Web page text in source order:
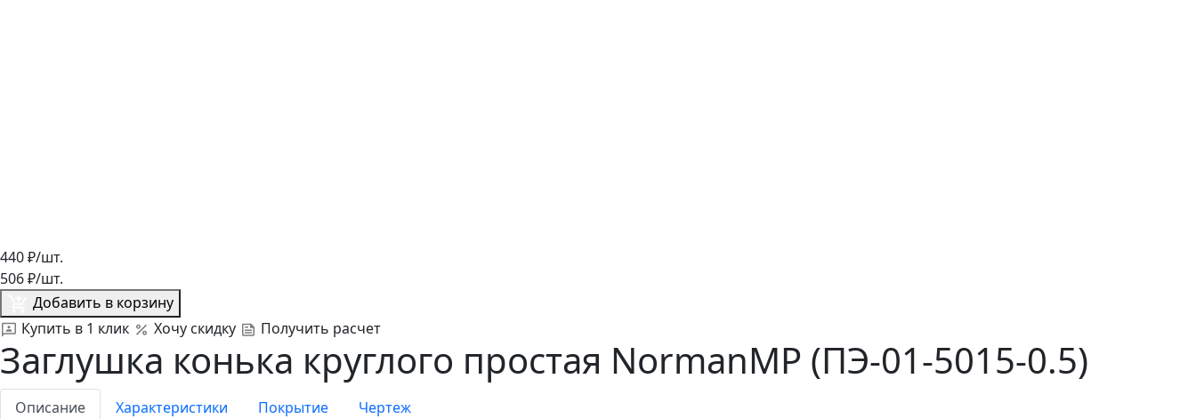
440₽/шт.
506₽/шт.
Добавить в корзину
Купить в 1 клик
Хочу скидку Получить расчет
Заглушка конька круглого простая NormanMP (ПЭ-01-5015-0.5)
Описание Характеристики Покрытие Чертеж